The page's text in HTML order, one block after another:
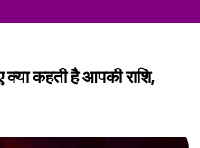
क्या कहती है आपकी राशि,